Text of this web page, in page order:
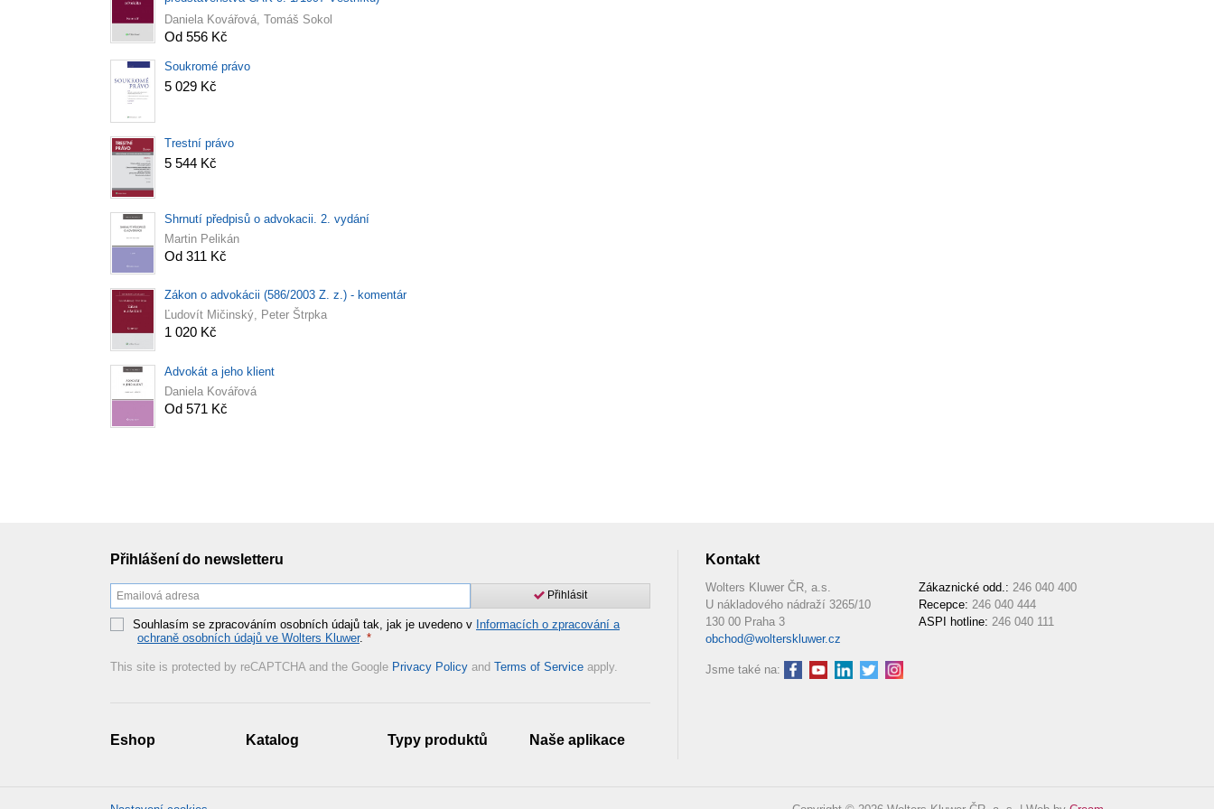
Daniela Kovářová, Tomáš Sokol
Od 556 Kč
Soukromé právo
5 029 Kč
Trestní právo
5 544 Kč
Shrnutí předpisů o advokacii. 2. vydání
Martin Pelikán
Od 311 Kč
Zákon o advokácii (586/2003 Z. z.) - komentár
Ľudovít Mičinský, Peter Štrpka
1 020 Kč
Advokát a jeho klient
Daniela Kovářová
Od 571 Kč
Přihlášení do newsletteru
Přihlásit
Souhlasím se zpracováním osobních údajů tak, jak je uvedeno v Informacích o zpracování a
ochraně osobních údajů ve Wolters Kluwer. *
This site is protected by reCAPTCHA and the Google Privacy Policy and Terms of Service apply.
Eshop Katalog Typy produktů Naše aplikace
Kontakt
Wolters Kluwer ČR, a.s.
U nákladového nádraží 3265/10
130 00 Praha 3
obchod@wolterskluwer.cz
Zákaznické odd.: 246 040 400
Recepce: 246 040 444
ASPI hotline: 246 040 111
Jsme také na: